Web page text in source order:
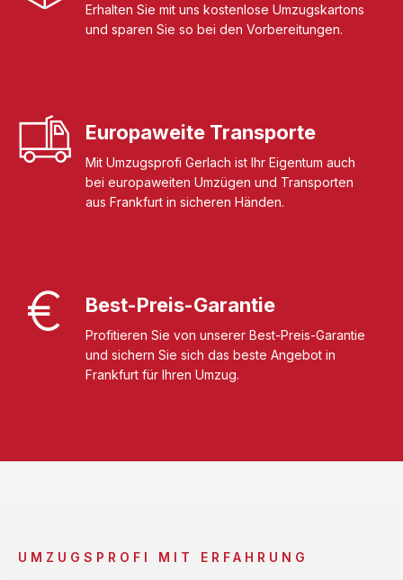
Erhalten Sie mit uns kostenlose Umzugskartons
und sparen Sie so bei den Vorbereitungen.
Europaweite Transporte
Mit Umzugsprofi Gerlach ist Ihr Eigentum auch
bei europaweiten Umzügen und Transporten
aus Frankfurt in sicheren Händen.
Best-Preis-Garantie
Profitieren Sie von unserer Best-Preis-Garantie
und sichern Sie sich das beste Angebot in
Frankfurt für Ihren Umzug.
UMZUGSPROFI MIT ERFAHRUNG